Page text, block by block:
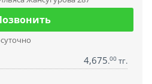
4,675.00 тг.